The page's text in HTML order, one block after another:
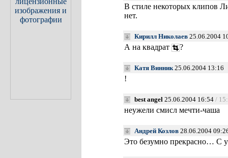
В стиле некоторых клипов
нет.
Кирилл Николаев 25.06.2004
А на квадрат ?
Катя Винник25.06.2004 13:16
!
best angel 25.06.2004 16:54 /
неужели смисл мечти-чаша
Aндрей Козлов 28.06.2004
Это безумно прекрасно… С